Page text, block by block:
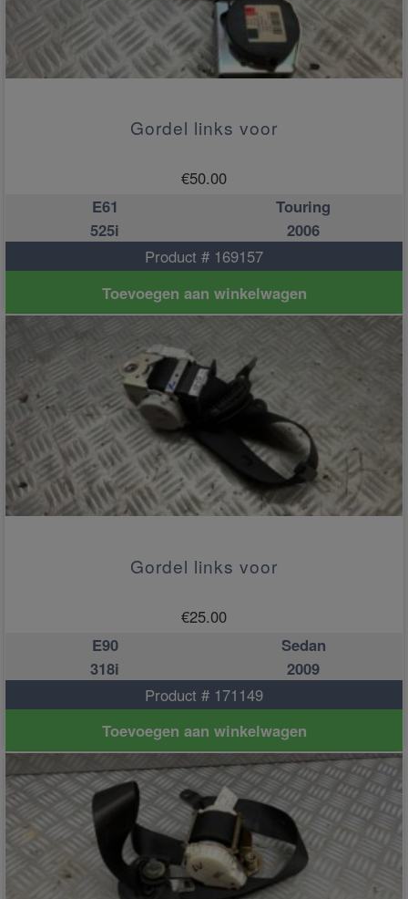
Gordel links voor
€50.00
E61
Touring
525i
2006
Product # 169157
Toevoegen aan winkelwagen
Gordel links voor
€25.00
E90
Sedan
318i
2009
Product # 171149
Toevoegen aan winkelwagen